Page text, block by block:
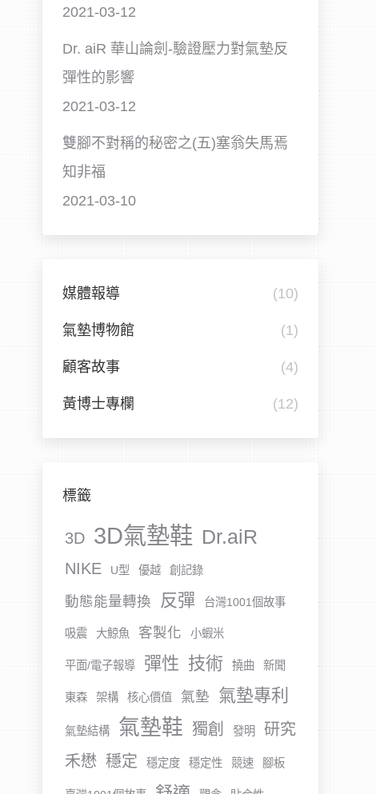
2021-03-12
Dr. aiR 華山論劍-驗證壓力對氣墊反
彈性的影響
2021-03-12
雙腳不對稱的秘密之(五)塞翁失馬焉
知非福
2021-03-10
媒體報導 (10)
氣墊博物館 (1)
顧客故事 (4)
黃博士專欄 (12)
標籤
3D 3D氣墊鞋 Dr.aiR
NIKE U型 優越 創記錄
動態能量轉換 反彈 台灣1001個故事
吸震 大鯨魚 客製化 小蝦米
平面/電子報導 彈性 技術 撓曲 新聞
東森 架構 核心價值 氣墊 氣墊專利
氣墊結構 氣墊鞋 獨創 發明
研究
禾懋 穩定 穩定度 穩定性 競速 腳板